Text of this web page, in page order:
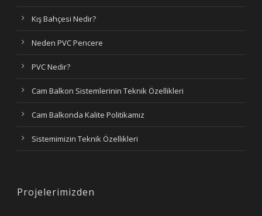
Kış Bahçesi Nedir?
Neden PVC Pencere
PVC Nedir?
Cam Balkon Sistemlerinin Teknik Özellikleri
Cam Balkonda Kalite Politikamız
Sistemimizin Teknik Özellikleri
Projelerimizden